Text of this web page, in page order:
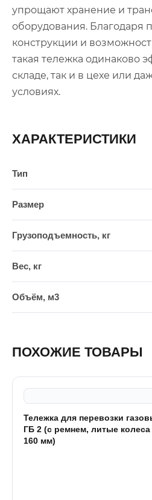
упрощают хранение и
оборудования. Благодаря
конструкции и
такая тележка одинаково
складе, так и в цехе или
условиях.
ХАРАКТЕРИСТИКИ
Тип
Размер
Грузоподъемность, кг
Вес, кг
Объём, м3
ПОХОЖИЕ ТОВАРЫ
Тележка для перевозки
ГБ 2 (с ремнем, литые
160 мм)